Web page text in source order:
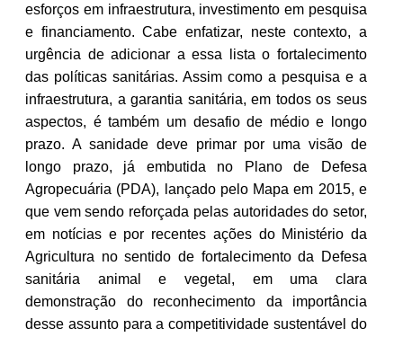
esforços em infraestrutura, investimento em pesquisa
e financiamento. Cabe enfatizar, neste contexto, a
urgência de adicionar a essa lista o fortalecimento
das políticas sanitárias. Assim como a pesquisa e a
infraestrutura, a garantia sanitária, em todos os seus
aspectos, é também um desafio de médio e longo
prazo. A sanidade deve primar por uma visão de
longo prazo, já embutida no Plano de Defesa
Agropecuária (PDA), lançado pelo Mapa em 2015, e
que vem sendo reforçada pelas autoridades do setor,
em notícias e por recentes ações do Ministério da
Agricultura no sentido de fortalecimento da Defesa
sanitária animal e vegetal, em uma clara
demonstração do reconhecimento da importância
desse assunto para a competitividade sustentável do